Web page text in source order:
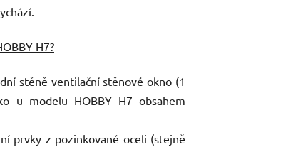
H7?
stěně ventilační stěnové okno (1
u modelu HOBBY H7 obsahem
prvky z pozinkované oceli (stejně